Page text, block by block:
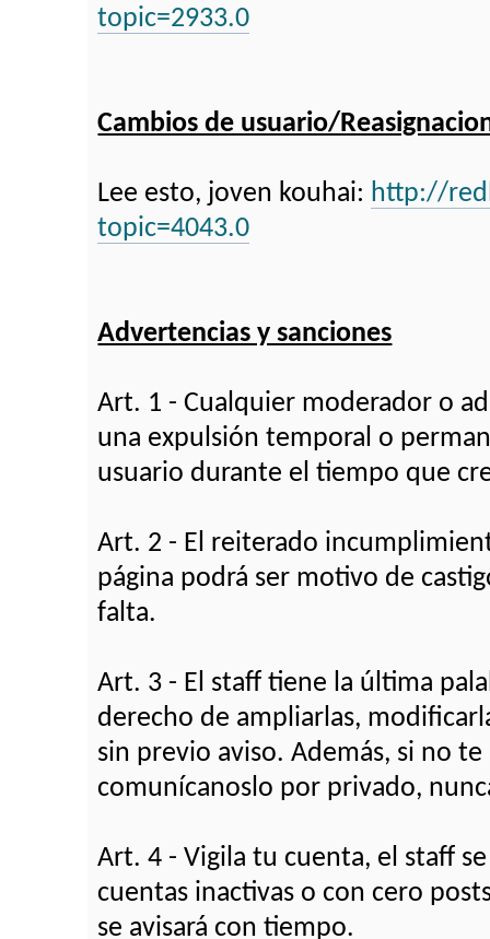
topic=2933.0
Cambios de usuario/
Lee esto, joven kouhai: http://
topic=4043.0
Advertencias y sanciones
Art. 1 - Cualquier moderador o
una expulsión temporal o
usuario durante el tiempo que
Art. 2 - El reiterado
página podrá ser motivo de
falta.
Art. 3 - El staff tiene la última
derecho de ampliarlas,
sin previo aviso. Además, si no
comunícanoslo por privado,
Art. 4 - Vigila tu cuenta, el staff
cuentas inactivas o con cero
se avisará con tiempo.